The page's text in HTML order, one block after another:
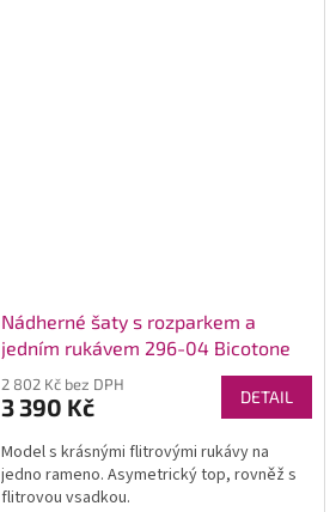
Nádherné šaty s rozparkem a
jedním rukávem 296-04 Bicotone
2 802 Kč bez DPH
3 390 Kč DETAIL
Model s krásnými flitrovými rukávy na
jedno rameno. Asymetrický top, rovněž s
flitrovou vsadkou.